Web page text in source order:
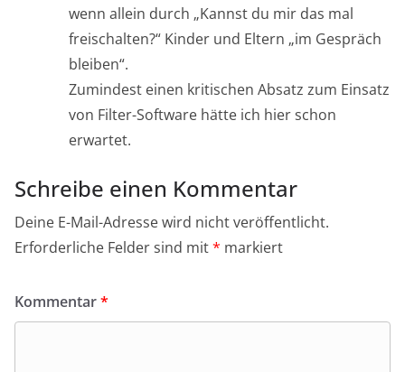
wenn allein durch „Kannst du mir das mal
freischalten?“ Kinder und Eltern „im Gespräch
bleiben“.
Zumindest einen kritischen Absatz zum Einsatz
von Filter-Software hätte ich hier schon
erwartet.
Schreibe einen Kommentar
Deine E-Mail-Adresse wird nicht veröffentlicht.
Erforderliche Felder sind mit* markiert
Kommentar*